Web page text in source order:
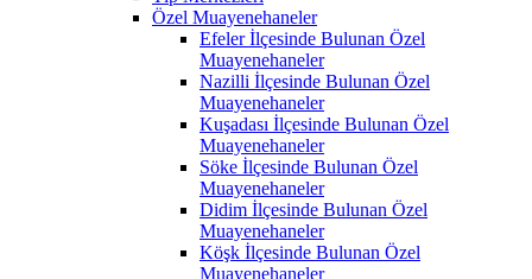
Özel Muayenehaneler
Efeler İlçesinde Bulunan Özel
Muayenehaneler
Nazilli İlçesinde Bulunan Özel
Muayenehaneler
Kuşadası İlçesinde Bulunan Özel
Muayenehaneler
Söke İlçesinde Bulunan Özel
Muayenehaneler
Didim İlçesinde Bulunan Özel
Muayenehaneler
Köşk İlçesinde Bulunan Özel
Muayenehaneler